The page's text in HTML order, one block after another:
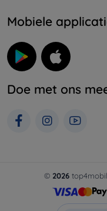
Mobiele
Doe met ons
© 2026